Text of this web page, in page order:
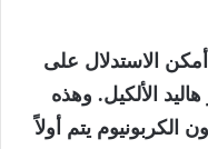
التفاعل السابق (معادلة 6) أمكن الاستدلال على
الألكيل. وهذه
الكربونيوم يتم أولاً